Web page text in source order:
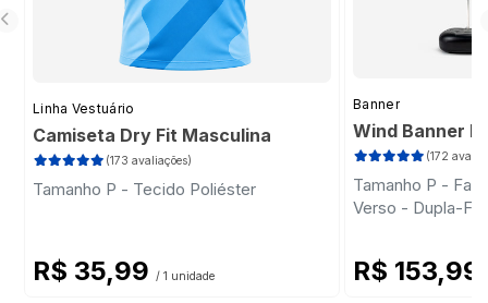
Linha Vestuário
Camiseta Dry Fit Masculina
(173 avaliações)
Tamanho P - Tecido Poliéster
R$ 35,99 / 1 unidade
Banner
Wind Banner
(172
Tamanho P -
Verso - Dupla-
R$ 153,99